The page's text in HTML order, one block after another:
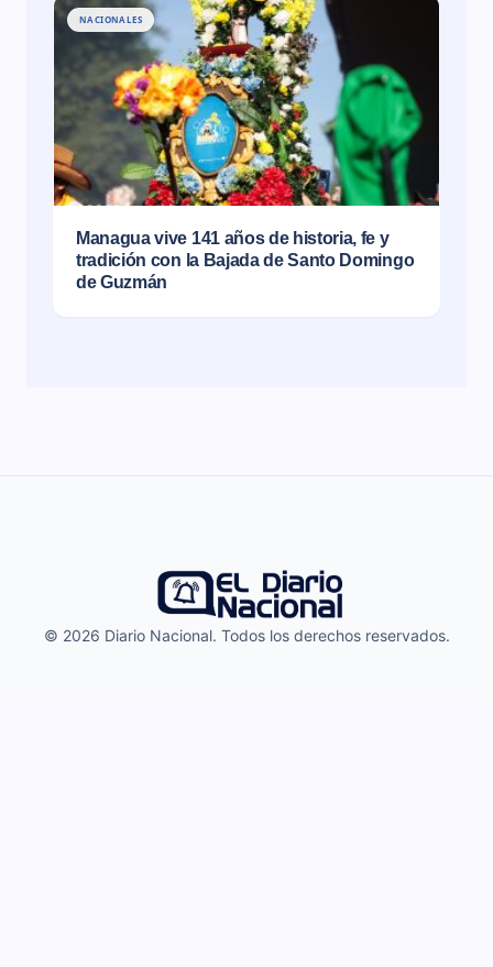
NACIONALES
Managua vive 141 años de historia, fe y
tradición con la Bajada de Santo Domingo
de Guzmán
© 2026 Diario Nacional. Todos los derechos reservados.